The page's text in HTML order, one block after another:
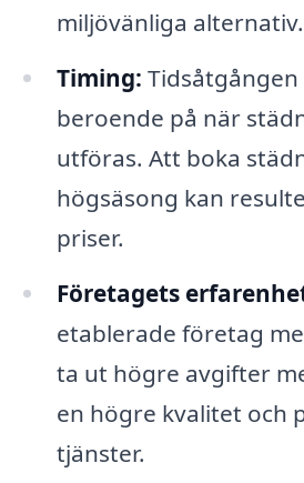
miljövänliga alternativ.
Timing:
beroende på när
utföras. Att boka
högsäsong kan
priser.
Företagets
etablerade företag
ta ut högre avgifter
en högre kvalitet och
tjänster.